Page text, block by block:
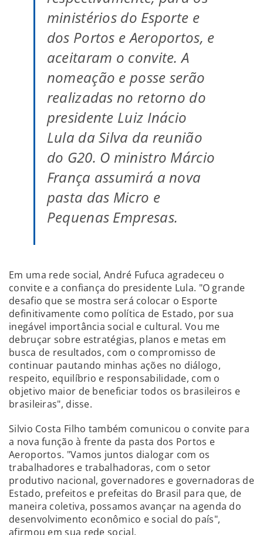
ministérios do Esporte e
dos Portos e Aeroportos, e
aceitaram o convite. A
nomeação e posse serão
realizadas no retorno do
presidente Luiz Inácio
Lula da Silva da reunião
do G20. O ministro Márcio
França assumirá a nova
pasta das Micro e
Pequenas Empresas.
Em uma rede social, André Fufuca agradeceu o
convite e a confiança do presidente Lula. "O grande
desafio que se mostra será colocar o Esporte
definitivamente como política de Estado, por sua
inegável importância social e cultural. Vou me
debruçar sobre estratégias, planos e metas em
busca de resultados, com o compromisso de
continuar pautando minhas ações no diálogo,
respeito, equilíbrio e responsabilidade, com o
objetivo maior de beneficiar todos os brasileiros e
brasileiras", disse.
Silvio Costa Filho também comunicou o convite para
a nova função à frente da pasta dos Portos e
Aeroportos. "Vamos juntos dialogar com os
trabalhadores e trabalhadoras, com o setor
produtivo nacional, governadores e governadoras de
Estado, prefeitos e prefeitas do Brasil para que, de
maneira coletiva, possamos avançar na agenda do
desenvolvimento econômico e social do país",
afirmou em sua rede social.